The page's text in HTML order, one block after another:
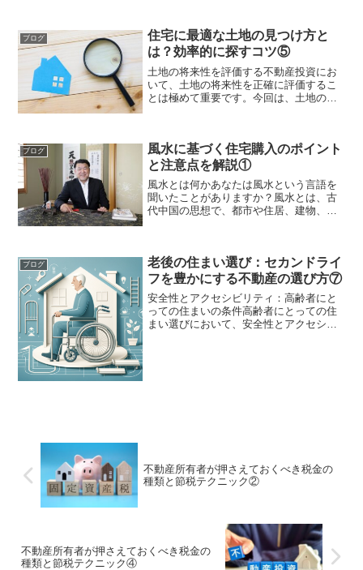
は安定した需要が見込まれますが、それ
だけで本当に資産価値が...
ブログ
住宅に最適な土地の見つけ方と
は？効率的に探すコツ⑤
土地の将来性を評価する不動産投資にお
いて、土地の将来性を正確に評価するこ
とは極めて重要です。今回は、土地の将
ンフラ整備や都市計画、新...
ブログ
風水に基づく住宅購入のポイント
と注意点を解説①
風水とは何かあなたは風水という言語を
聞いたことがありますか？風水とは、古
代中国の思想で、都市や住居、建物、墓
堪輿という別名もあります...
ブログ
老後の住まい選び：セカンドライ
フを豊かにする不動産の選び方⑦
安全性とアクセシビリティ：高齢者にと
っての住まいの条件高齢者にとっての住
まい選びにおいて、安全性とアクセシビ
不動産所有者が押さえておくべき税金の
種類と節税テクニック②
不動産所有者が押さえておくべき税金の
種類と節税テクニック④